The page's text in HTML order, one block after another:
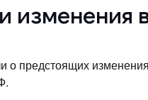
о предстоящих